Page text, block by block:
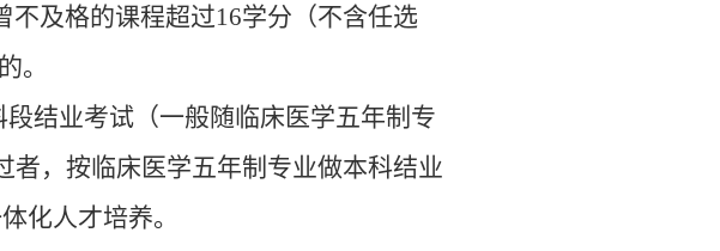
不及格的课程超过16学分（不含任选
的。
结业考试（一般随临床医学五年制专
者，按临床医学五年制专业做本科结业
化人才培养。